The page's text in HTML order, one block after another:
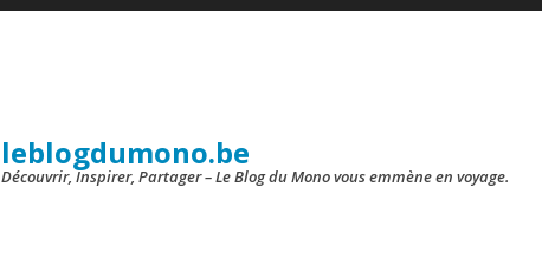
leblogdumono.be
Découvrir, Inspirer, Partager – Le Blog du Mono vous emmène en voyage.